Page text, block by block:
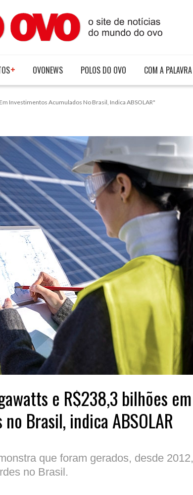
OVONEWS POLOS DO OVO COM A PALAVRA
Investimentos Acumulados No Brasil, Indica ABSOLAR"
e R$238,3 bilhões em
Brasil, indica ABSOLAR
que foram gerados, desde 2012,
no Brasil.